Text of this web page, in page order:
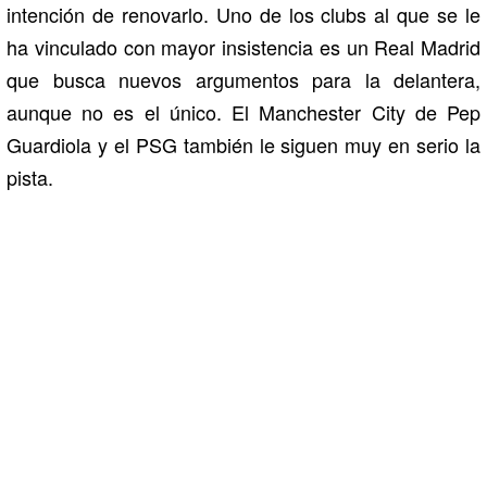
intención de renovarlo. Uno de los clubs al que se le
ha vinculado con mayor insistencia es un Real Madrid
que busca nuevos argumentos para la delantera,
aunque no es el único. El Manchester City de Pep
Guardiola y el PSG también le siguen muy en serio la
pista.